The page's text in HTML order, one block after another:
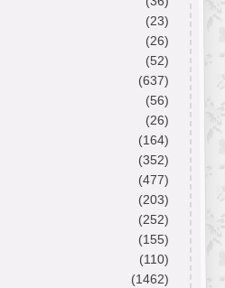
(23)
(26)
(52)
(637)
(56)
(26)
(164)
(352)
(477)
(203)
(252)
(155)
(110)
(1462)